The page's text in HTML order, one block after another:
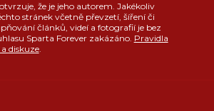
že je jeho autorem. Jakékoliv
stránek včetně převzetí, šíření či
článků, videí a fotografií je bez
Sparta Forever zakázáno. Pravidla
diskuze.